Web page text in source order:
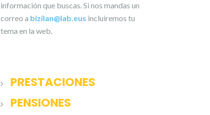
información que buscas. Si nos mandas un
correo a bizilan@lab.eus incluiremos tu
tema en la web.
PRESTACIONES
PENSIONES